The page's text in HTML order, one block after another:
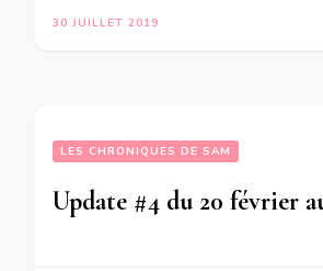
30 JUILLET 2019
LES CHRONIQUES DE SAM
Update #4 du 20 février